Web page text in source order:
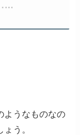
ようなものなの
う。